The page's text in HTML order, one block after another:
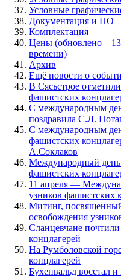
Условные
Документация и ПО
Комплектация
Цены (обновлено –
времени)
Архив
Ещё новости о
В Сясьстрое
фашистских
С международным
поздравила С.Л.
С международным
фашистских
А.Соклаков
Международный день
фашистских
11 апреля —
узников фашистских
Митинг,
освобождения
Сланцевчане
концлагерей
На Румболовской
концлагерей
Бухенвальд восстал